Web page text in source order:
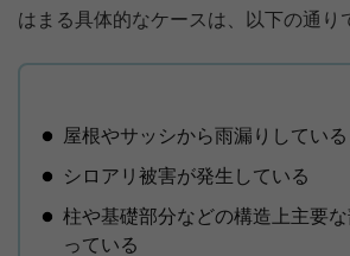
はまる具体的なケースは、以下の通り
屋根やサッシから雨漏りしている
シロアリ被害が発生している
柱や基礎部分などの構造上主要
っている